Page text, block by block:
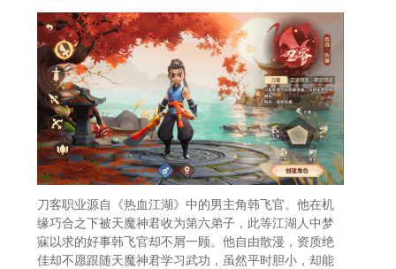
刀客职业源自《热血江湖》中的男主角韩飞官。他在机
缘巧合之下被天魔神君收为第六弟子，此等江湖人中梦
寐以求的好事韩飞官却不屑一顾。他自由散漫，资质绝
佳却不愿跟随天魔神君学习武功，虽然平时胆小，却能